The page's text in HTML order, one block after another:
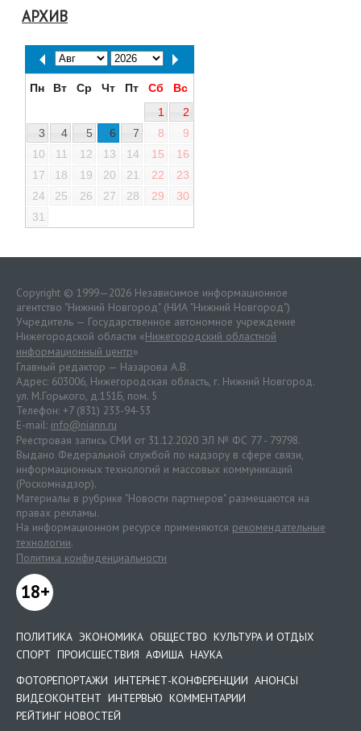
АРХИВ
Пн Вт Ср Чт Пт Сб
Вс
1
2
3
4 5 6 7 8
9
10
11 12 13 14 15
16
17
18 19 20 21 22
23
24
25 26 27 28 29
30
31
Copyright © 1999—2026 Независимое информационное
агентство "Нижний Новгород" (НИА "Нижний Новгород")
Учредитель — Государственное автономное учреждение
Нижегородской области «Нижегородский областной
информационный центр»
Главный редактор — Назарова А.В.
Адрес: 603006, Нижегородская область, г. Нижний Новгород.
ул. М.Горького, д.151Б, пом. 5
Телефон: +7 (831) 233-94-53
E-mail: info@niann.ru
Реестровая запись СМИ от 31.12.2020 ЭЛ № ФС 77 - 79798.
Выдано Федеральной службой по надзору в сфере связи,
информационных технологий и массовых коммуникаций
(Роскомнадзор).
Материалы в рубрике "Новости партнеров" размещаются на
правах рекламы.
На информационном ресурсе применяются рекомендательные
технологии.
Политика конфиденциальности
18+
ПОЛИТИКА ЭКОНОМИКА ОБЩЕСТВО КУЛЬТУРА И ОТДЫХ
СПОРТ ПРОИСШЕСТВИЯ АФИША НАУКА
ФОТОРЕПОРТАЖИ ИНТЕРНЕТ-КОНФЕРЕНЦИИ АНОНСЫ
ВИДЕОКОНТЕНТ ИНТЕРВЬЮ КОММЕНТАРИИ
РЕЙТИНГ НОВОСТЕЙ